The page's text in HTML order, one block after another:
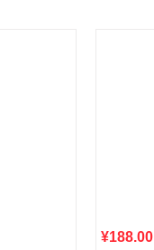
¥188.00